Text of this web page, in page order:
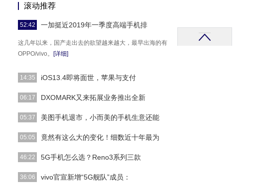
滚动推荐
52:42 一加挺近2019年一季度高端手机排
这几年以来，国产走出去的欲望越来越大，最早出海的有
OPPO/vivo。
[详细]
14:35 iOS13.4即将面世，苹果与支付
随着移动互联时代的发展，移动支付成为我们出门必备的
06:17 DXOMARK又来拓展业务推出全新
关于DXOMARK大家应该都有一定的了解，这是一个评
05:37 美图手机退市，小而美的手机生意还能
随着美图手机的官宣退市，女性手机“纯血统、小体量”的
05:05 竟然有这么大的变化！细数近十年最为
可能在我们看来十年的时间其实没有多久，但是对于科技
46:22 5G手机怎么选？Reno3系列三款
前几天OPPO悄然上架了一款全新的5G手机Reno3 元气
36:06 vivo官宣新增“5G舰队”成员：